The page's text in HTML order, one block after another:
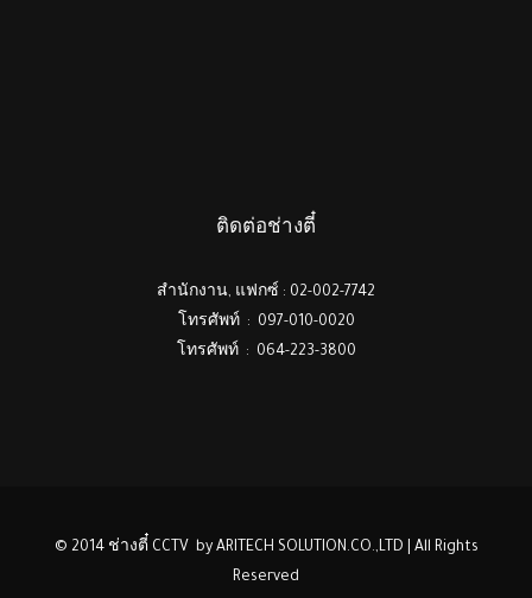
ติดต่อช่างตี๋
สำนักงาน, แฟกซ์ : 02-002-7742
โทรศัพท์ : 097-010-0020
โทรศัพท์ : 064-223-3800
© 2014 ช่างตี๋ CCTV by ARITECH SOLUTION.CO.,LTD | All Rights
Reserved